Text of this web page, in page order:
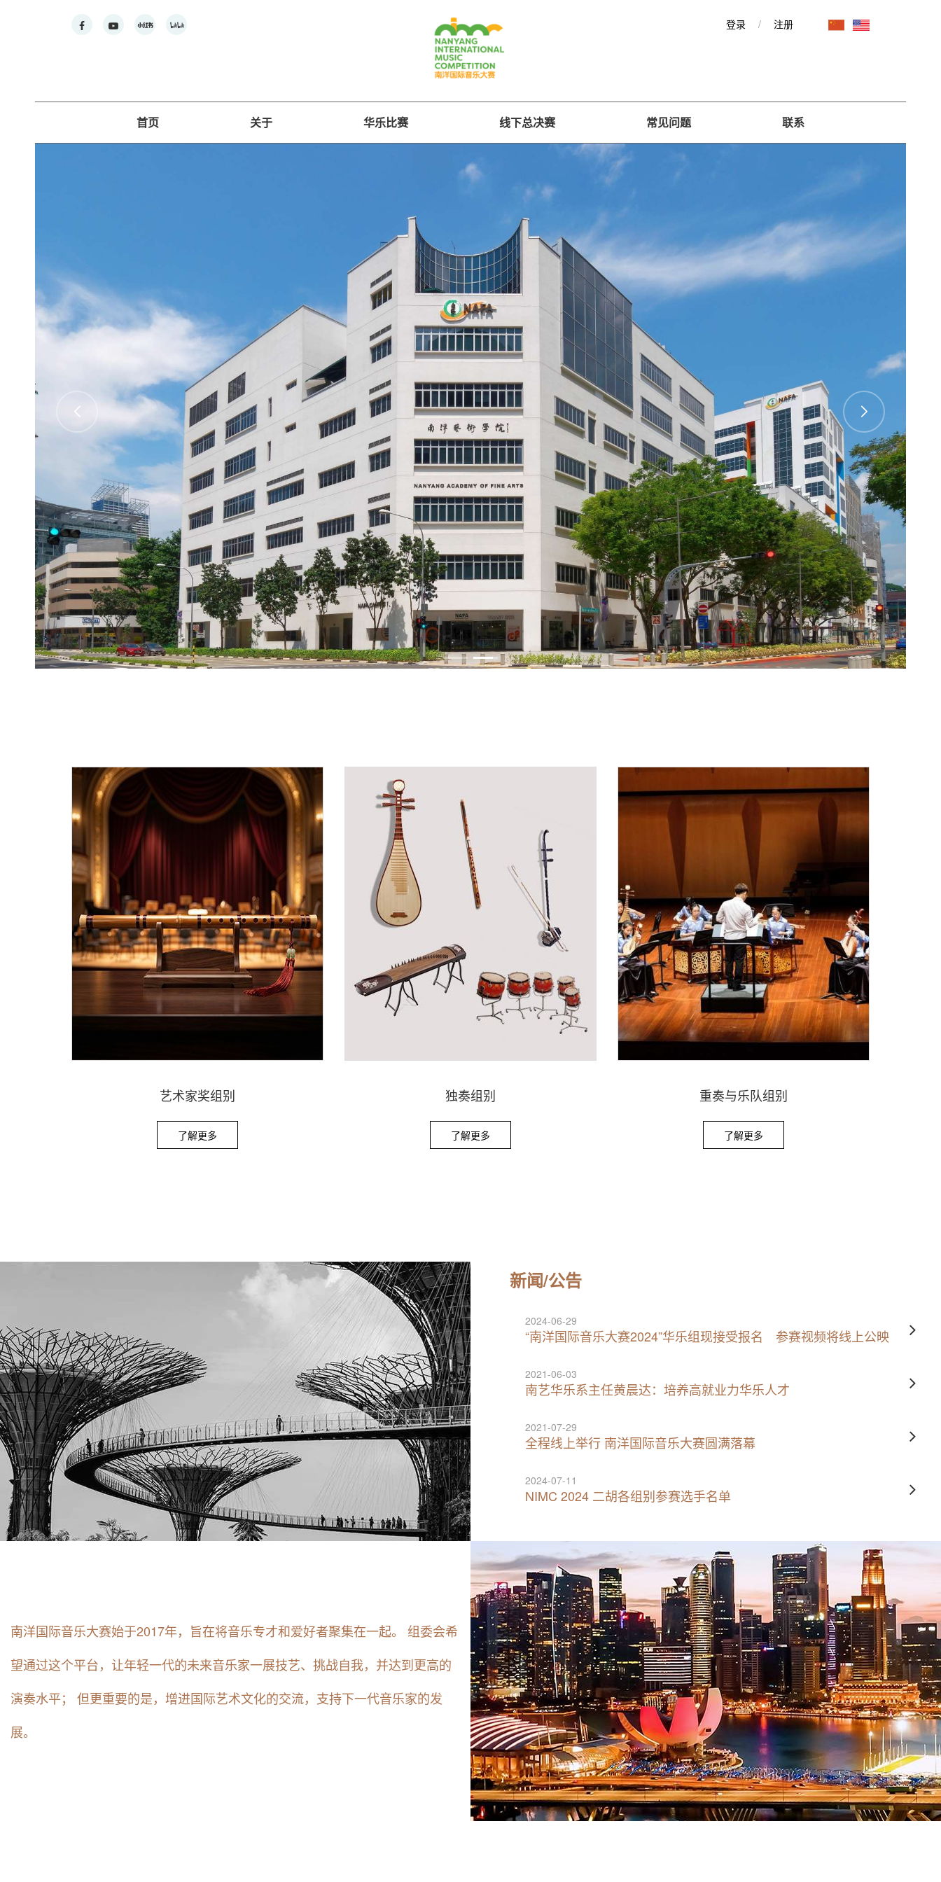
登录 / 注册
首页 关于 华乐比赛 线下总决赛 常见问题 联系
艺术家奖组别
了解更多
独奏组别
了解更多
重奏与乐队组别
了解更多
新闻/公告
2024-06-29
“南洋国际音乐大赛2024”华乐组现接受报名 参赛视频将线上公映
2021-06-03
南艺华乐系主任黄晨达：培养高就业力华乐人才
2021-07-29
全程线上举行 南洋国际音乐大赛圆满落幕
2024-07-11
NIMC 2024 二胡各组别参赛选手名单
南洋国际音乐大赛始于2017年，旨在将音乐专才和爱好者聚集在一起。 组委会希
望通过这个平台，让年轻一代的未来音乐家一展技艺、挑战自我，并达到更高的
演奏水平； 但更重要的是，增进国际艺术文化的交流，支持下一代音乐家的发
展。